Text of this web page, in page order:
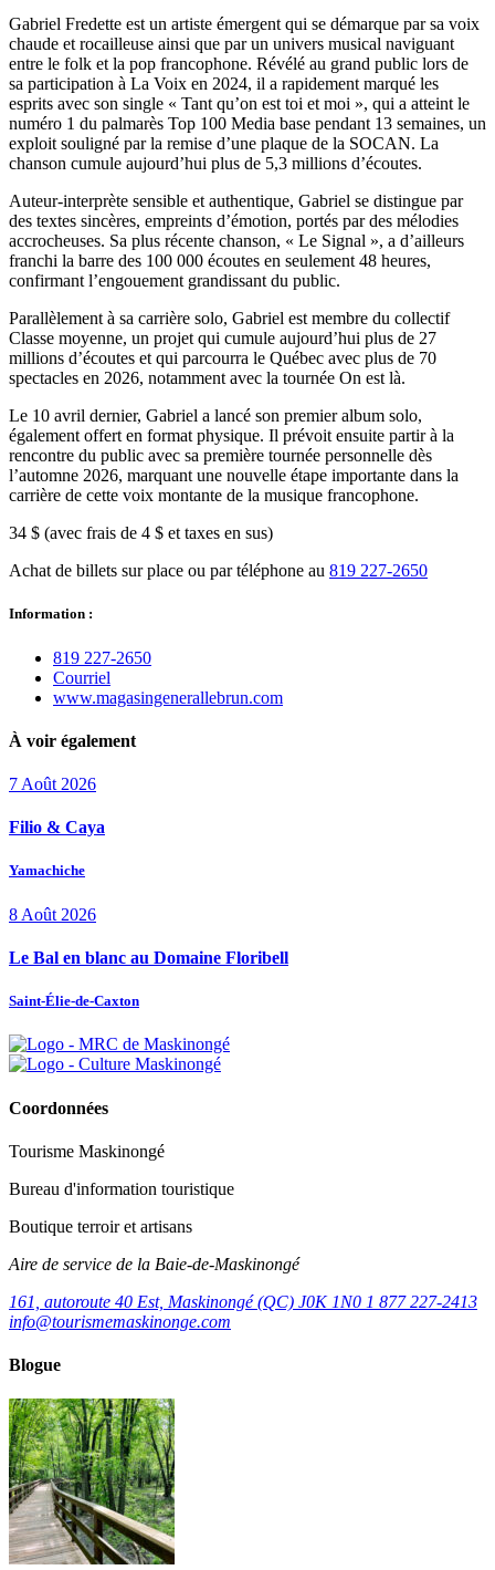
Gabriel Fredette est un artiste émergent qui se démarque par sa voix
chaude et rocailleuse ainsi que par un univers musical naviguant
entre le folk et la pop francophone. Révélé au grand public lors de
sa participation à La Voix en 2024, il a rapidement marqué les
esprits avec son single « Tant qu’on est toi et moi », qui a atteint le
numéro 1 du palmarès Top 100 Media base pendant 13 semaines, un
exploit souligné par la remise d’une plaque de la SOCAN. La
chanson cumule aujourd’hui plus de 5,3 millions d’écoutes.
Auteur-interprète sensible et authentique, Gabriel se distingue par
des textes sincères, empreints d’émotion, portés par des mélodies
accrocheuses. Sa plus récente chanson, « Le Signal », a d’ailleurs
franchi la barre des 100 000 écoutes en seulement 48 heures,
confirmant l’engouement grandissant du public.
Parallèlement à sa carrière solo, Gabriel est membre du collectif
Classe moyenne, un projet qui cumule aujourd’hui plus de 27
millions d’écoutes et qui parcourra le Québec avec plus de 70
spectacles en 2026, notamment avec la tournée On est là.
Le 10 avril dernier, Gabriel a lancé son premier album solo,
également offert en format physique. Il prévoit ensuite partir à la
rencontre du public avec sa première tournée personnelle dès
l’automne 2026, marquant une nouvelle étape importante dans la
carrière de cette voix montante de la musique francophone.
34 $ (avec frais de 4 $ et taxes en sus)
Achat de billets sur place ou par téléphone au 819 227-2650
Information :
819 227‑2650
Courriel
www.magasingenerallebrun.com
À voir également
7 Août 2026
Filio & Caya
Yamachiche
8 Août 2026
Le Bal en blanc au Domaine Floribell
Saint-Élie-de-Caxton
Coordonnées
Tourisme Maskinongé
Bureau d'information touristique
Boutique terroir et artisans
Aire de service de la Baie-de-Maskinongé
161, autoroute 40 Est, Maskinongé (QC) J0K 1N0 1 877 227-2413
info@tourismemaskinonge.com
Blogue